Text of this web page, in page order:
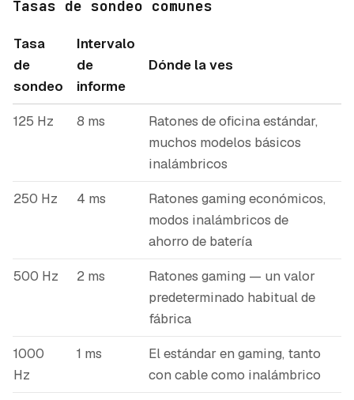
Tasas de sondeo comunes
Tasa
de
sondeo
Intervalo
de
informe
Dónde la ves
125 Hz 8 ms
Ratones de oficina estándar,
muchos modelos básicos
inalámbricos
250 Hz
4 ms
Ratones gaming económicos,
modos inalámbricos de
ahorro de batería
500 Hz
2 ms
Ratones gaming — un valor
predeterminado habitual de
fábrica
1000
Hz
1 ms
El estándar en gaming, tanto
con cable como inalámbrico